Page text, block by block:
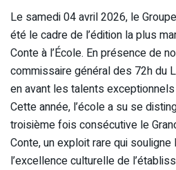
Le samedi 04 avril 2026, le
été le cadre de l’édition la plus
Conte à l’École. En présence de
commissaire général des 72h du
en avant les talents
Cette année, l’école a su se
troisième fois consécutive le
Conte, un exploit rare qui souligne
l’excellence culturelle de